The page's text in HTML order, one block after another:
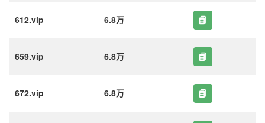
612.vip 6.8万
659.vip 6.8万
672.vip 6.8万